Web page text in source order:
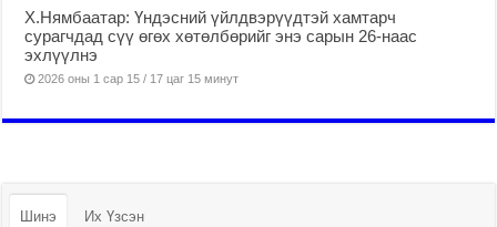
Х.Нямбаатар: Үндэсний үйлдвэрүүдтэй хамтарч
сурагчдад сүү өгөх хөтөлбөрийг энэ сарын 26-наас
эхлүүлнэ
2026 оны 1 сар 15 / 17 цаг 15 минут
Шинэ Их Үзсэн